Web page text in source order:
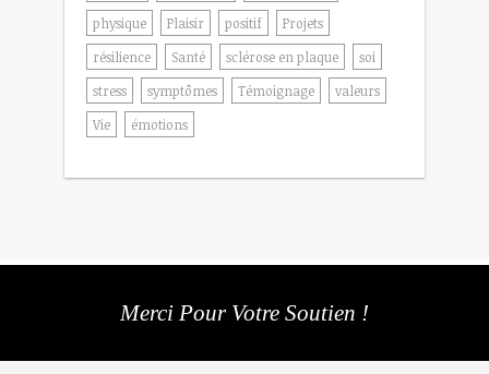
physique
Plaisir positif
Projets
résilience
Santé sclérose en plaque
soi
stress
symptômes Témoignage
valeurs
Vie
émotions
Merci Pour Votre Soutien !